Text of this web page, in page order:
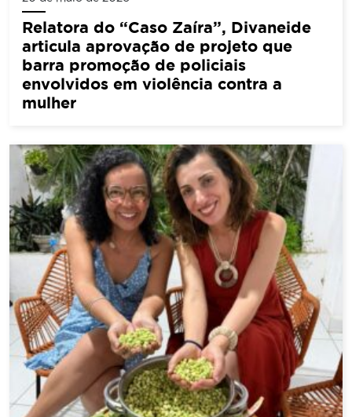
Relatora do “Caso Zaíra”, Divaneide
articula aprovação de projeto que
barra promoção de policiais
envolvidos em violência contra a
mulher